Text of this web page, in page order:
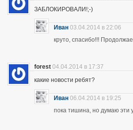
ЗАБЛОКИРОВАЛИ!;-)
Иван 03.04.2014 в 22:06
круто, спасибо!!!
forest 04.04.2014 в 17:37
какие новости ребят?
Иван 06.04.2014 в 19:25
пока тишина, но думаю эти